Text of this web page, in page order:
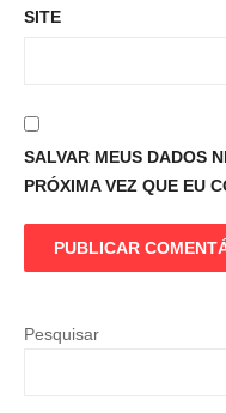
SITE
SALVAR MEUS DADOS
PRÓXIMA VEZ QUE EU
Pesquisar